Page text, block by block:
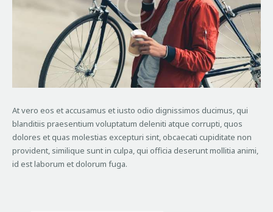
At vero eos et accusamus et iusto odio dignissimos ducimus, qui
blanditiis praesentium voluptatum deleniti atque corrupti, quos
dolores et quas molestias excepturi sint, obcaecati cupiditate non
provident, similique sunt in culpa, qui officia deserunt mollitia animi,
id est laborum et dolorum fuga.